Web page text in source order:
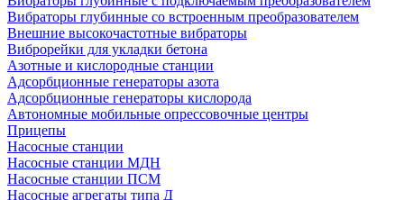
Вибраторы глубинные со встроенным преобразователем
Внешние высокочастотные вибраторы
Виброрейки для укладки бетона
Азотные и кислородные станции
Адсорбционные генераторы азота
Адсорбционные генераторы кислорода
Автономные мобильные опрессовочные центры
Прицепы
Насосные станции
Насосные станции МДН
Насосные станции ПСМ
Насосные агрегаты типа Д